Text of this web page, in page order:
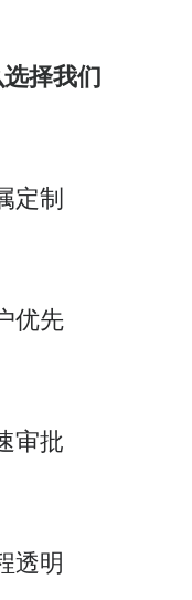
择我们
定制
优先
审批
透明